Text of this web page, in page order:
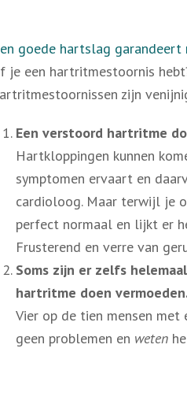
goede hartslag
je een hartritmestoornis
zijn
Een verstoord hartritme
Hartkloppingen kunnen
symptomen ervaart en
cardioloog. Maar terwijl je
perfect normaal en lijkt er
Frusterend en verre van
Soms zijn er zelfs
hartritme doen
Vier op de tien mensen
geen problemen en weten